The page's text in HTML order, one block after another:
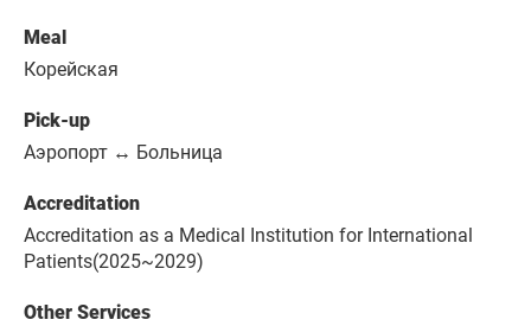
Meal
Корейская
Pick-up
Аэропорт ↔ Больница
Accreditation
Accreditation as a Medical Institution for International
Patients(2025~2029)
Other Services